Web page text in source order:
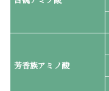
芳香族アミノ酸